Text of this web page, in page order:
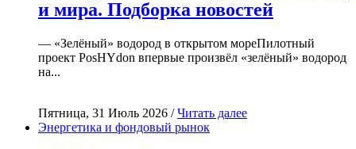
и мира. Подборка новостей
— «Зелёный» водород в открытом мореПилотный
проект PosHYdon впервые произвёл «зелёный» водород
на...
Пятница, 31 Июль 2026 /Читать далее
Энергетика и фондовый рынок